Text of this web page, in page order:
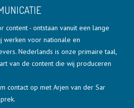
content - ontstaan vanuit een lange
werken voor nationale en
Nederlands is onze primaire taal,
van de content die wij produceren
contact op met Arjen van der Sar